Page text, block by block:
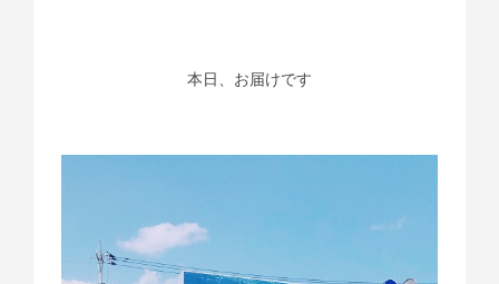
本日、お届けです